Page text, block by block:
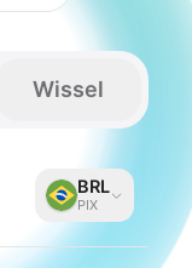
Wissel
BRL
PIX